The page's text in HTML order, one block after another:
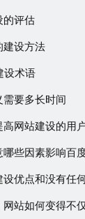
的评估
建设方法
设术语
要多长时间
网站建设的用
些因素影响百
优点和没有任
站如何变得不